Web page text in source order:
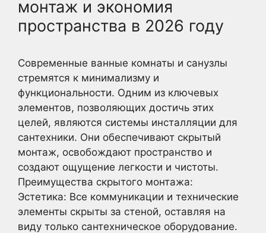
монтаж и экономия
пространства в 2026 году
Современные ванные комнаты и санузлы
стремятся к минимализму и
функциональности. Одним из ключевых
элементов, позволяющих достичь этих
целей, являются системы инсталляции для
сантехники. Они обеспечивают скрытый
монтаж, освобождают пространство и
создают ощущение легкости и чистоты.
Преимущества скрытого монтажа:
Эстетика: Все коммуникации и технические
элементы скрыты за стеной, оставляя на
виду только сантехническое оборудование.